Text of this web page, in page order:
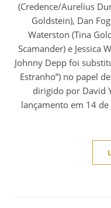
(Credence/Aurelius
Goldstein), Dan
Waterston (Tina
Scamander) e Jessica
Johnny Depp foi
Estranho”) no papel
dirigido por David
lançamento em 14